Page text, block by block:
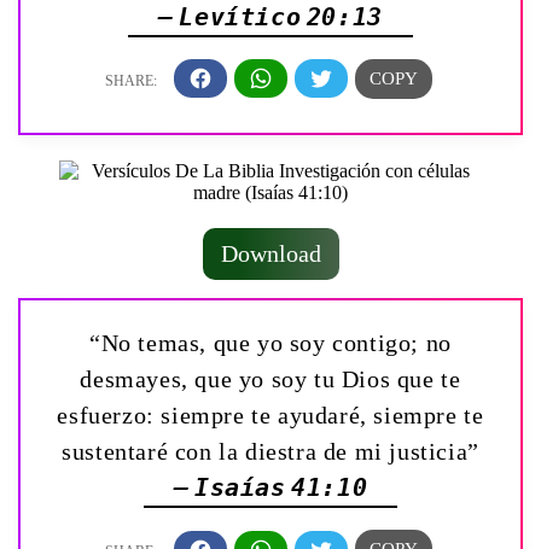
— Levítico 20:13
Download
“No temas, que yo soy contigo; no
desmayes, que yo soy tu Dios que te
esfuerzo: siempre te ayudaré, siempre te
sustentaré con la diestra de mi justicia”
— Isaías 41:10